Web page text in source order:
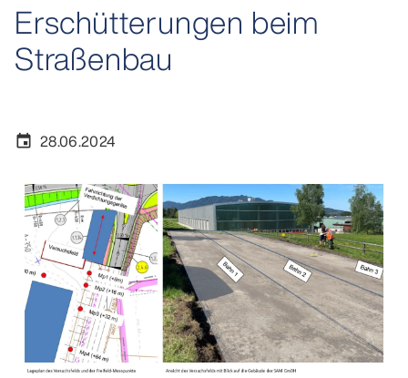
Erschütterungen beim
Straßenbau
event 28.06.2024